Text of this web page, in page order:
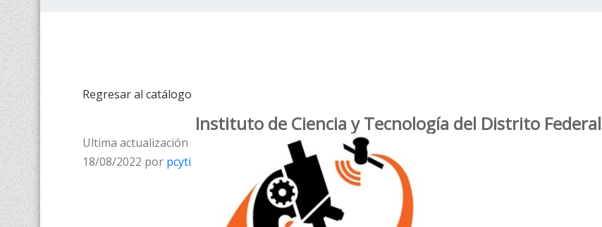
Regresar al catálogo
Instituto de Ciencia y Tecnología del Distrito Federal
Ultima actualización
18/08/2022 por pcyti